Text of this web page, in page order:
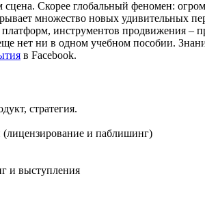
Скорее глобальный феномен:
множество новых удивительных
инструментов продвижения
нет ни в одном учебном пособии.
в Facebook.
стратегия.
и паблишинг)
и выступления